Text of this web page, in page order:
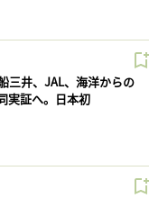
三井、JAL、海洋からの
実証へ。日本初